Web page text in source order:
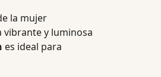
la mujer
vibrante y luminosa
es ideal para